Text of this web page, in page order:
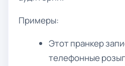
Примеры:
Этот пранкер
телефонные